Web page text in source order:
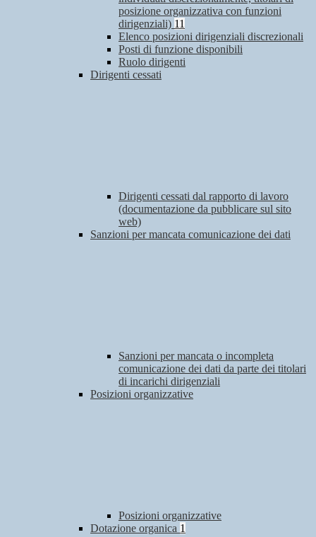
posizione organizzativa con funzioni
dirigenziali) 11
Elenco posizioni dirigenziali discrezionali
Posti di funzione disponibili
Ruolo dirigenti
Dirigenti cessati
Dirigenti cessati dal rapporto di lavoro
(documentazione da pubblicare sul sito
web)
Sanzioni per mancata comunicazione dei dati
Sanzioni per mancata o incompleta
comunicazione dei dati da parte dei titolari
di incarichi dirigenziali
Posizioni organizzative
Posizioni organizzative
Dotazione organica 1